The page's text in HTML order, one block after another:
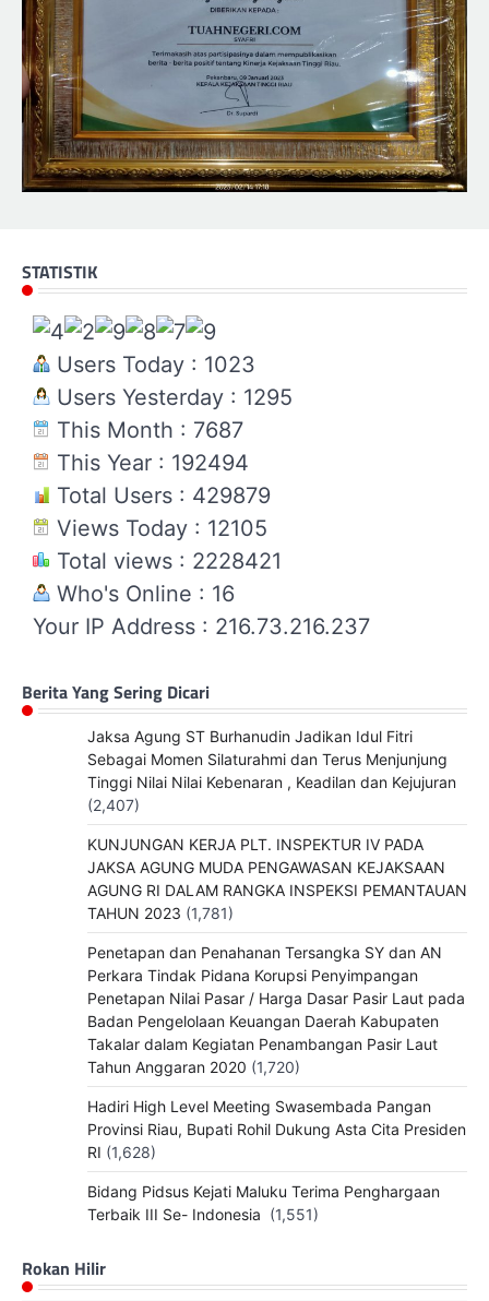
STATISTIK
Users Today : 1023
Users Yesterday : 1295
This Month : 7687
This Year : 192494
Total Users : 429879
Views Today : 12105
Total views : 2228421
Who's Online : 16
Your IP Address : 216.73.216.237
Berita Yang Sering Dicari
Jaksa Agung ST Burhanudin Jadikan Idul Fitri
Sebagai Momen Silaturahmi dan Terus Menjunjung
Tinggi Nilai Nilai Kebenaran , Keadilan dan Kejujuran
(2,407)
KUNJUNGAN KERJA PLT. INSPEKTUR IV PADA
JAKSA AGUNG MUDA PENGAWASAN KEJAKSAAN
AGUNG RI DALAM RANGKA INSPEKSI PEMANTAUAN
TAHUN 2023 (1,781)
Penetapan dan Penahanan Tersangka SY dan AN
Perkara Tindak Pidana Korupsi Penyimpangan
Penetapan Nilai Pasar / Harga Dasar Pasir Laut pada
Badan Pengelolaan Keuangan Daerah Kabupaten
Takalar dalam Kegiatan Penambangan Pasir Laut
Tahun Anggaran 2020 (1,720)
Hadiri High Level Meeting Swasembada Pangan
Provinsi Riau, Bupati Rohil Dukung Asta Cita Presiden
RI (1,628)
Bidang Pidsus Kejati Maluku Terima Penghargaan
Terbaik III Se- Indonesia (1,551)
Rokan Hilir